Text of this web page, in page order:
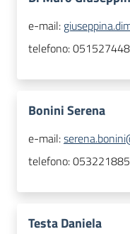
e-mail:
telefono:
Bonini Serena
e-mail:
telefono:
Testa Daniela